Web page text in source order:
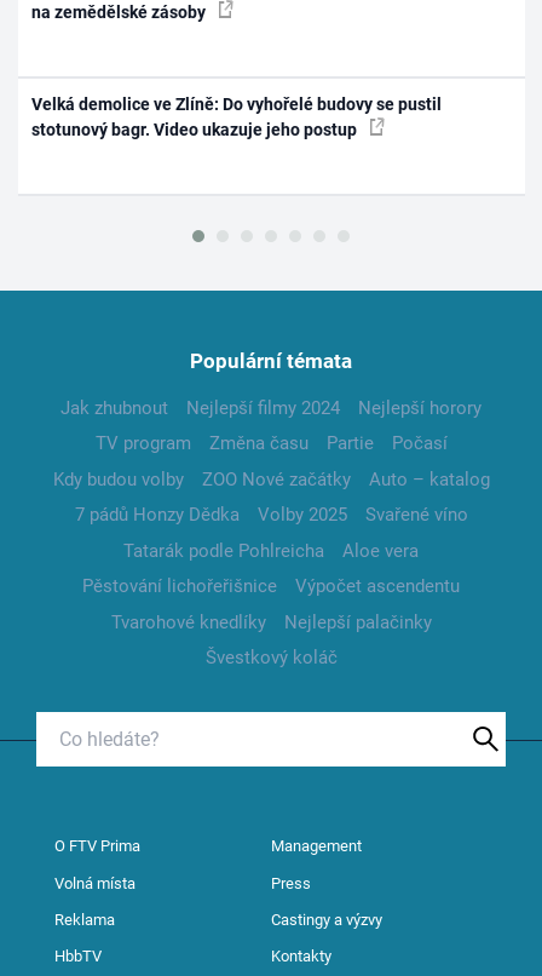
na zemědělské zásoby
Velká demolice ve Zlíně: Do vyhořelé budovy se pustil
stotunový bagr. Video ukazuje jeho postup
Populární témata
Jak zhubnout Nejlepší filmy 2024
Nejlepší horory
TV program
Změna času Partie
Počasí
Kdy budou volby
ZOO Nové začátky
Auto – katalog
7 pádů Honzy Dědka
Volby 2025
Svařené víno
Tatarák podle Pohlreicha
Aloe vera
Pěstování lichořeřišnice
Výpočet ascendentu
Tvarohové knedlíky
Nejlepší palačinky
Švestkový koláč
O FTV Prima Management
Volná místa Press
Reklama Castingy a výzvy
HbbTV Kontakty